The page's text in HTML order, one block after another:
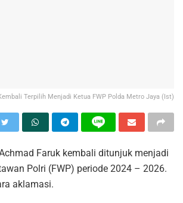
Terpilih Menjadi Ketua FWP Polda Metro Jaya (Ist)
Faruk kembali ditunjuk menjadi
Polri (FWP) periode 2024 – 2026.
aklamasi.